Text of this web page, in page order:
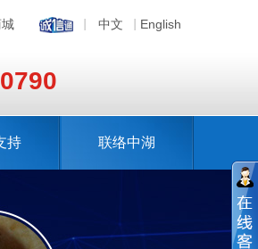
中文 English
持 联络中湖